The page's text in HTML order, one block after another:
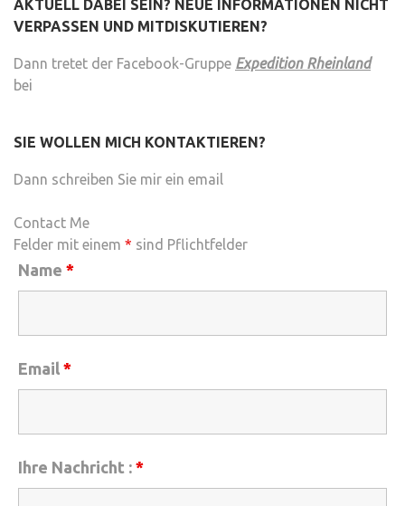
AKTUELL DABEI SEIN? NEUE INFORMATIONEN NICHT
VERPASSEN UND MITDISKUTIEREN?
Dann tretet der Facebook-Gruppe Expedition Rheinland
bei
SIE WOLLEN MICH KONTAKTIEREN?
Dann schreiben Sie mir ein email
Contact Me
Felder mit einem * sind Pflichtfelder
Name *
Email *
Ihre Nachricht : *